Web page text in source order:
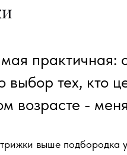
практичная:
выбор тех, кто
возрасте -
выше